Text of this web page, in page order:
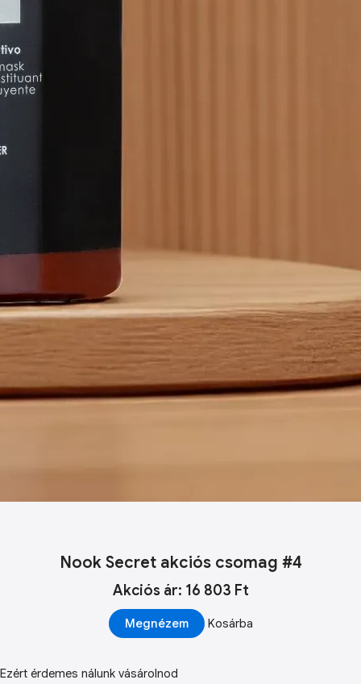
Nook Secret akciós csomag #4
Akciós ár: 16 803 Ft
Megnézem Kosárba
Ezért érdemes nálunk vásárolnod